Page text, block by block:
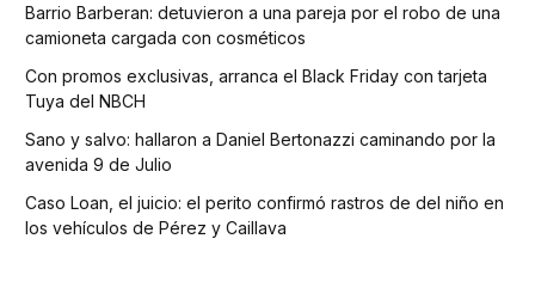
Barrio Barberan: detuvieron a una pareja por el robo de una
camioneta cargada con cosméticos
Con promos exclusivas, arranca el Black Friday con tarjeta
Tuya del NBCH
Sano y salvo: hallaron a Daniel Bertonazzi caminando por la
avenida 9 de Julio
Caso Loan, el juicio: el perito confirmó rastros de del niño en
los vehículos de Pérez y Caillava